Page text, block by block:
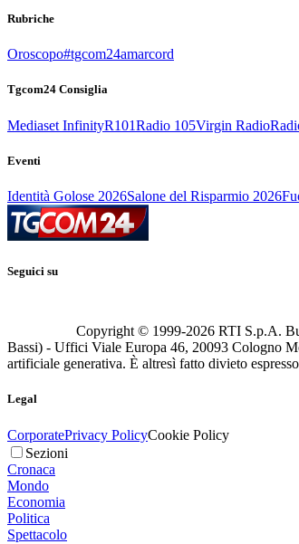
Rubriche
Oroscopo#tgcom24amarcord
Tgcom24 Consiglia
Mediaset InfinityR101Radio 105Virgin Radio
Eventi
Identità Golose 2026Salone del Risparmio 2026
Seguici su
Copyright © 1999-2026 RTI S.p.A.
Bassi) - Uffici Viale Europa 46, 20093 Cologno
artificiale generativa. È altresì fatto divieto
Legal
CorporatePrivacy PolicyCookie Policy
Sezioni
Cronaca
Mondo
Economia
Politica
Spettacolo